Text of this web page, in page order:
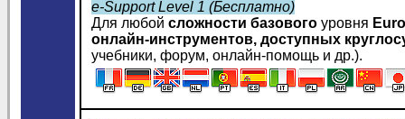
e-Support Level 1 (Бесплатно)
Для любой сложности базового уровня
онлайн-инструментов, доступных
учебники, форум, онлайн-помощь и др.).